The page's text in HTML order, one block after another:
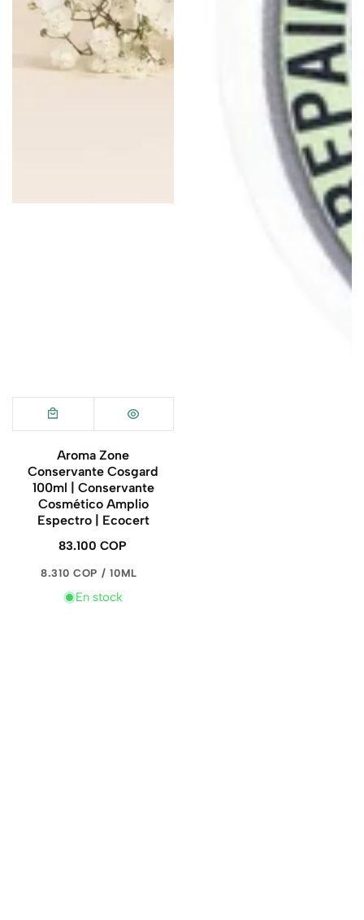
Aroma Zone
Conservante Cosgard
100ml | Conservante
Cosmético Amplio
Espectro | Ecocert
Precio
83.100 COP
PRECIO
8.310 COP / POR
10ML
En stock